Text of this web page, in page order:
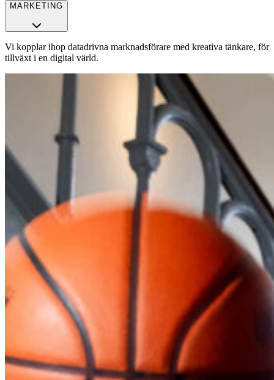
MARKETING
Vi kopplar ihop datadrivna marknadsförare med kreativa tänkare, för
tillväxt i en digital värld.